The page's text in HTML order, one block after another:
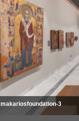
makariosfoundation-3